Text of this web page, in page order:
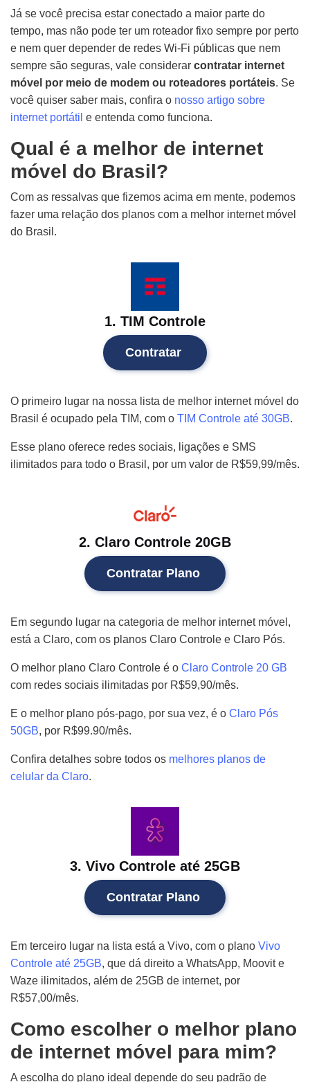
Já se você precisa estar conectado a maior parte do
tempo, mas não pode ter um roteador fixo sempre por perto
e nem quer depender de redes Wi-Fi públicas que nem
sempre são seguras, vale considerar contratar internet
móvel por meio de modem ou roteadores portáteis. Se
você quiser saber mais, confira o nosso artigo sobre
internet portátil e entenda como funciona.
Qual é a melhor de internet
móvel do Brasil?
Com as ressalvas que fizemos acima em mente, podemos
fazer uma relação dos planos com a melhor internet móvel
do Brasil.
1. TIM Controle
Contratar
O primeiro lugar na nossa lista de melhor internet móvel do
Brasil é ocupado pela TIM, com o TIM Controle até 30GB.
Esse plano oferece redes sociais, ligações e SMS
ilimitados para todo o Brasil, por um valor de R$59,99/mês.
2. Claro Controle 20GB
Contratar Plano
Em segundo lugar na categoria de melhor internet móvel,
está a Claro, com os planos Claro Controle e Claro Pós.
O melhor plano Claro Controle é o Claro Controle 20 GB
com redes sociais ilimitadas por R$59,90/mês.
E o melhor plano pós-pago, por sua vez, é o Claro Pós
50GB, por R$99.90/mês.
Confira detalhes sobre todos os melhores planos de
celular da Claro.
3. Vivo Controle até 25GB
Contratar Plano
Em terceiro lugar na lista está a Vivo, com o plano Vivo
Controle até 25GB, que dá direito a WhatsApp, Moovit e
Waze ilimitados, além de 25GB de internet, por
R$57,00/mês.
Como escolher o melhor plano
de internet móvel para mim?
A escolha do plano ideal depende do seu padrão de